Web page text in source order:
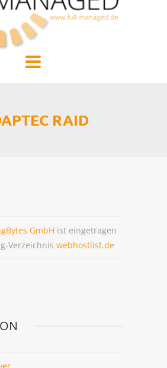
MANAGED HOSTING
MANAGED ADDONS
RAID
GmbH ist eingetragen
Verzeichnis webhostlist.de